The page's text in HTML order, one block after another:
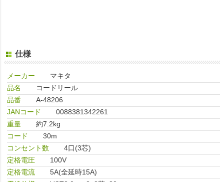
仕様
メーカー
マキタ
品名
コードリール
品番
A-48206
JANコード
0088381342261
重量
約7.2kg
コード
30m
コンセント数
4口(3芯)
定格電圧
100V
定格電流
5A(全延時15A)